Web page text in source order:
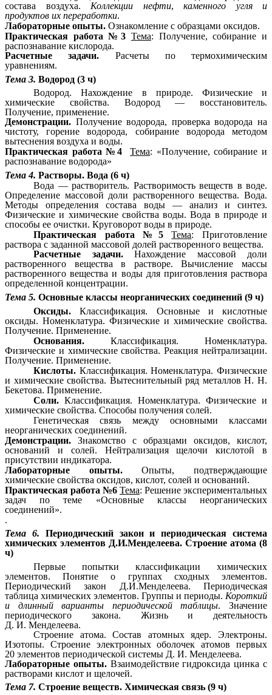
состава воздуха. Коллекции нефти, каменного угля и
продуктов их переработки.
Лабораторные опыты. Ознакомление с образцами оксидов.
Практическая работа №3 Тема: Получение, собирание и
распознавание кислорода.
Расчетные задачи. Расчеты по термохимическим
уравнениям.
Тема 3. Водород (3 ч)
Водород. Нахождение в природе. Физические и
химические свойства. Водород — восстановитель.
Получение, применение.
Демонстрации. Получение водорода, проверка водорода на
чистоту, горение водорода, собирание водорода методом
вытеснения воздуха и воды.
Практическая работа №4Тема: «Получение, собирание и
распознавание водорода»
Тема 4. Растворы. Вода (6 ч)
Вода — растворитель. Растворимость веществ в воде.
Определение массовой доли растворенного вещества. Вода.
Методы определения состава воды — анализ и синтез.
Физические и химические свойства воды. Вода в природе и
способы ее очистки. Круговорот воды в природе.
Практическая работа №5Тема: Приготовление
раствора с заданной массовой долей растворенного вещества.
Расчетные задачи.Нахождение массовой доли
растворенного вещества в растворе. Вычисление массы
растворенного вещества и воды для приготовления раствора
определенной концентрации.
Тема 5. Основные классы неорганических соединений (9 ч)
Оксиды. Классификация. Основные и кислотные
оксиды. Номенклатура. Физические и химические свойства.
Получение. Применение.
Основания. Классификация. Номенклатура.
Физические и химические свойства. Реакция нейтрализации.
Получение. Применение.
Кислоты. Классификация. Номенклатура. Физические
и химические свойства. Вытеснительный ряд металлов Н. Н.
Бекетова. Применение.
Соли. Классификация. Номенклатура. Физические и
химические свойства. Способы получения солей.
Генетическая связь между основными классами
неорганических соединений.
Демонстрации. Знакомство с образцами оксидов, кислот,
оснований и солей. Нейтрализация щелочи кислотой в
присутствии индикатора.
Лабораторные опыты.Опыты, подтверждающие
химические свойства оксидов, кислот, солей и оснований.
Практическая работа №6 Тема: Решение экспериментальных
задач по теме «Основные классы неорганических
соединений».
.
Тема 6. Периодический закон и периодическая система
химических элементов Д.И.Менделеева. Строение атома (8
ч)
Первые попытки классификации химических
элементов. Понятие о группах сходных элементов.
Периодический закон Д.И.Менделеева. Периодическая
таблица химических элементов. Группы и периоды. Короткий
и длинный варианты периодической таблицы. Значение
периодического закона. Жизнь и деятельность
Д. И. Менделеева.
Строение атома.
Состав атомных ядер. Электроны.
Изотопы. Строение электронных оболочек атомов первых
20 элементов периодической системы Д. И. Менделеева.
Лабораторные опыты.Взаимодействие гидроксида цинка с
растворами кислот и щелочей.
Тема 7. Строение веществ. Химическая связь (9 ч)